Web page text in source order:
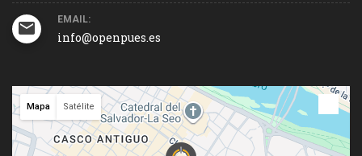
EMAIL:
info@openpues.es
Mapa Satélite